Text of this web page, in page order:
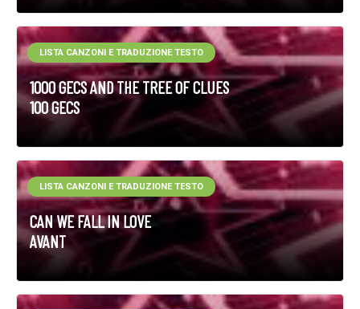
1000 GECS AND THE TREE OF CLUES
100 GECS
LISTA CANZONI E TRADUZIONE TESTO
CAN WE FALL IN LOVE
AVANT
LISTA CANZONI E TRADUZIONE TESTO